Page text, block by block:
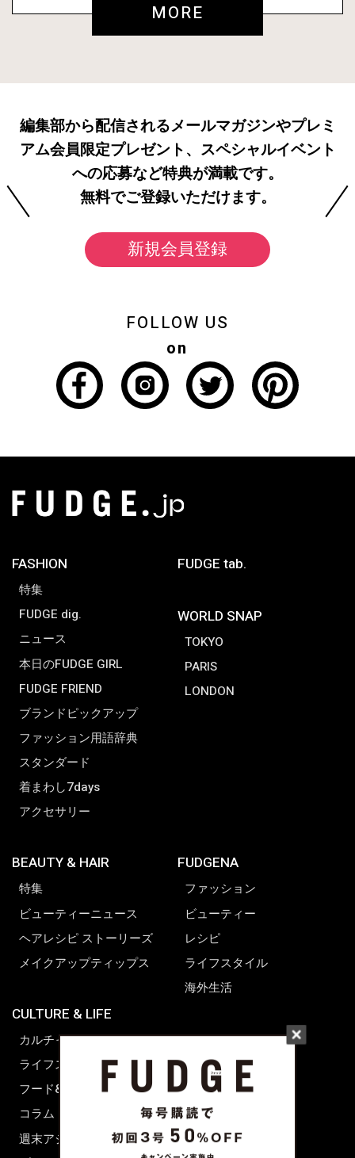
MORE
編集部から配信されるメールマガジンやプレミ
アム会員限定プレゼント、スペシャルイベント
への応募など特典が満載です。
無料でご登録いただけます。
新規会員登録
FOLLOW US
on
FASHION
特集
FUDGE dig.
ニュース
本日のFUDGE GIRL
FUDGE FRIEND
ブランドピックアップ
ファッション用語辞典
スタンダード
着まわし7days
アクセサリー
FUDGE tab.
WORLD SNAP
TOKYO
PARIS
LONDON
BEAUTY & HAIR
特集
ビューティーニュース
ヘアレシピ ストーリーズ
メイクアップティップス
CULTURE & LIFE
カルチャー
ライフスタイル
フード&ドリンク
コラム
週末アジア
FUDGENA
ファッション
ビューティー
レシピ
ライフスタイル
海外生活